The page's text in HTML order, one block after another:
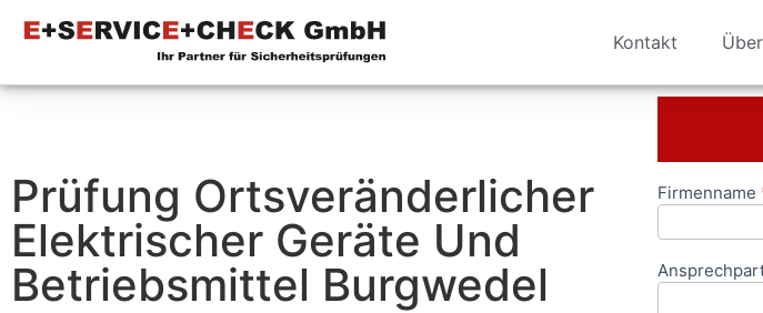
Kontakt
Prüfung Ortsveränderlicher
Elektrischer Geräte Und
Betriebsmittel Burgwedel⁠
Firmenname